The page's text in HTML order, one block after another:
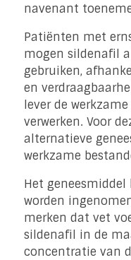
navenant
Patiënten met
mogen sildenafil
gebruiken,
en
lever de
verwerken. Voor
alternatieve
werkzame
Het
worden
merken dat vet
sildenafil in de
concentratie van